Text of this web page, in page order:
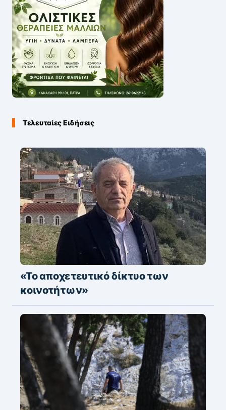
Τελευταίες Ειδήσεις
«Το αποχετευτικό δίκτυο των
κοινοτήτων»